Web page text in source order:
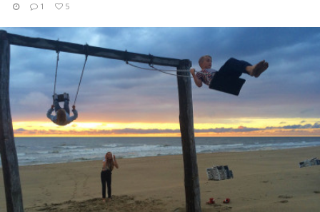
1 5
ПОСМОТРЕТЬ